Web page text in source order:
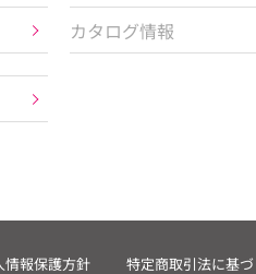
カタログ情報
情報保護方針 特定商取引法に基